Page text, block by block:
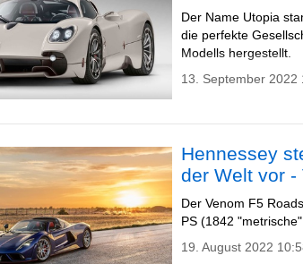
Der Name Utopia
die perfekte
Modells hergestellt.
13. September 2022
Hennessey
der Welt vor -
Der Venom F5
PS (1842
19. August 2022